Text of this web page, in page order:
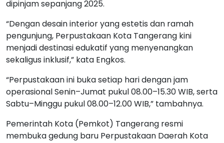
operasional Senin–Jumat pukul 08.00–15.30 WIB, serta
Sabtu–Minggu pukul 08.00–12.00 WIB,” tambahnya.
Pemerintah Kota (Pemkot) Tangerang resmi
Tangerang sebagai fasilitas modern yang dirancang
menjadi pusat literasi, kreativitas, dan inovasi bagi
seluruh lapisan masyarakat. Gedung ini berlokasi
strategis di jantung Kota Tangerang, tepatnya di
samping Alun-Alun Kota Tangerang.